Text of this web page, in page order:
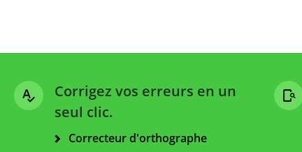
Corrigez vos erreurs en un
seul clic.
Correcteur d'orthographe